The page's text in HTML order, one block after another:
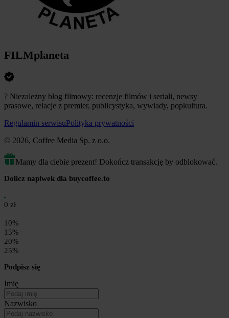
FILMplaneta
? Niezależny blog filmowy: recenzje filmów i seriali, newsy
prasowe, relacje z premier, publicystyka, wywiady, popkultura.
Regulamin serwisuPolityka prywatności
© 2026, Coffee Media Sp. z o.o.
Mamy dla ciebie prezent! Dokończ transakcję by odblokować.
Dolicz napiwek dla buycoffee.to
0 zł
10%
15%
20%
25%
Podpisz się
Imię
Nazwisko